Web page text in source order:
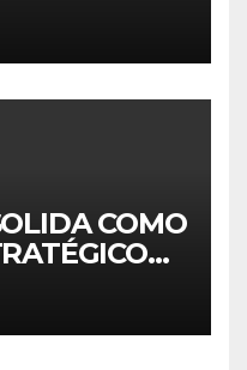
COMO
DE